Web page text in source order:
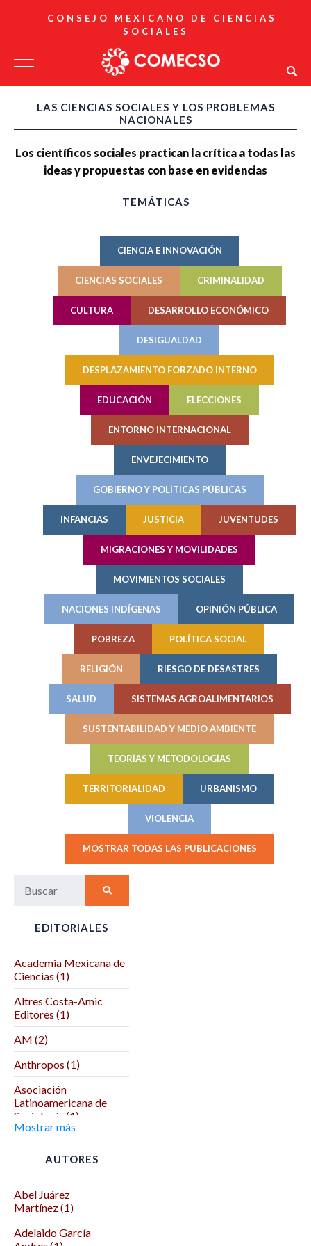
CONSEJO MEXICANO DE CIENCIAS
SOCIALES
LAS CIENCIAS SOCIALES Y LOS PROBLEMAS
NACIONALES
Los científicos sociales practican la crítica a todas las
ideas y propuestas con base en evidencias
TEMÁTICAS
CIENCIA E INNOVACIÓN
CIENCIAS SOCIALES CRIMINALIDAD
CULTURA DESARROLLO ECONÓMICO
DESIGUALDAD
DESPLAZAMIENTO FORZADO INTERNO
EDUCACIÓN ELECCIONES
ENTORNO INTERNACIONAL
ENVEJECIMIENTO
GOBIERNO Y POLÍTICAS PÚBLICAS
INFANCIAS JUSTICIA JUVENTUDES
MIGRACIONES Y MOVILIDADES
MOVIMIENTOS SOCIALES
NACIONES INDÍGENAS OPINIÓN PÚBLICA
POBREZA POLÍTICA SOCIAL
RELIGIÓN RIESGO DE DESASTRES
SALUD SISTEMAS AGROALIMENTARIOS
SUSTENTABILIDAD Y MEDIO AMBIENTE
TEORÍAS Y METODOLOGÍAS
TERRITORIALIDAD URBANISMO
VIOLENCIA
MOSTRAR TODAS LAS PUBLICACIONES
EDITORIALES
Academia Mexicana de
Ciencias (1)
Altres Costa-Amic
Editores (1)
AM (2)
Anthropos (1)
Asociación
Latinoamericana de
Sociología (1)
de Ciencias Políticas (1)
Benemérita Universidad
Autónoma de Puebla (2)
Benemérita y
Mostrar más
AUTORES
Abel Juárez
Martínez (1)
Adelaido García